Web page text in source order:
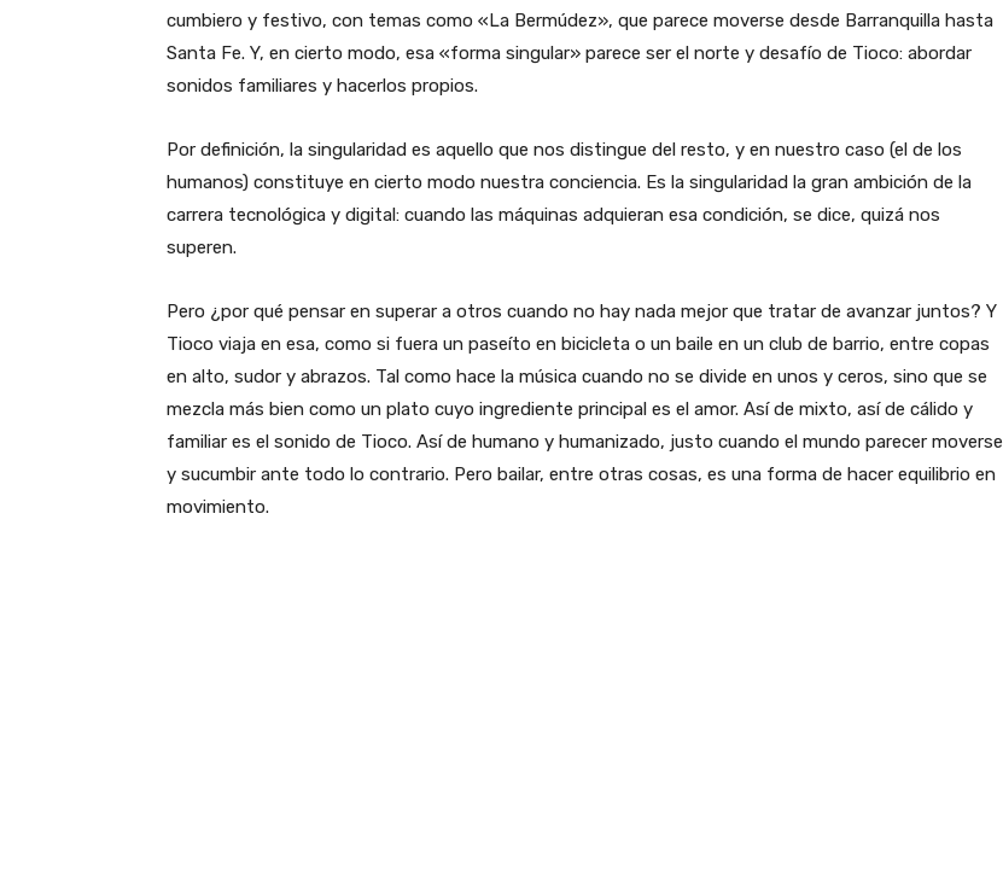
cumbiero y festivo, con temas como «La Bermúdez», que parece moverse desde Barranquilla hasta
Santa Fe. Y, en cierto modo, esa «forma singular» parece ser el norte y desafío de Tioco: abordar
sonidos familiares y hacerlos propios.
Por definición, la singularidad es aquello que nos distingue del resto, y en nuestro caso (el de los
humanos) constituye en cierto modo nuestra conciencia. Es la singularidad la gran ambición de la
carrera tecnológica y digital: cuando las máquinas adquieran esa condición, se dice, quizá nos
superen.
Pero ¿por qué pensar en superar a otros cuando no hay nada mejor que tratar de avanzar juntos? Y
Tioco viaja en esa, como si fuera un paseíto en bicicleta o un baile en un club de barrio, entre copas
en alto, sudor y abrazos. Tal como hace la música cuando no se divide en unos y ceros, sino que se
mezcla más bien como un plato cuyo ingrediente principal es el amor. Así de mixto, así de cálido y
familiar es el sonido de Tioco. Así de humano y humanizado, justo cuando el mundo parecer moverse
y sucumbir ante todo lo contrario. Pero bailar, entre otras cosas, es una forma de hacer equilibrio en
movimiento.